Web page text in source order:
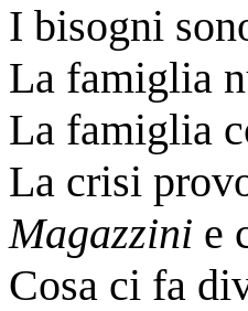
I bisogni
La famiglia
La famiglia
La crisi
Magazzini e
Cosa ci fa